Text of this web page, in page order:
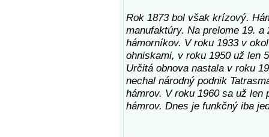
Rok 1873 bol však krízový.
manufaktúry. Na prelome 19.
hámorníkov. V roku 1933 v
ohniskami, v roku 1950 už len
Určitá obnova nastala v roku
nechal národný podnik
hámrov. V roku 1960 sa už
hámrov. Dnes je funkčný iba